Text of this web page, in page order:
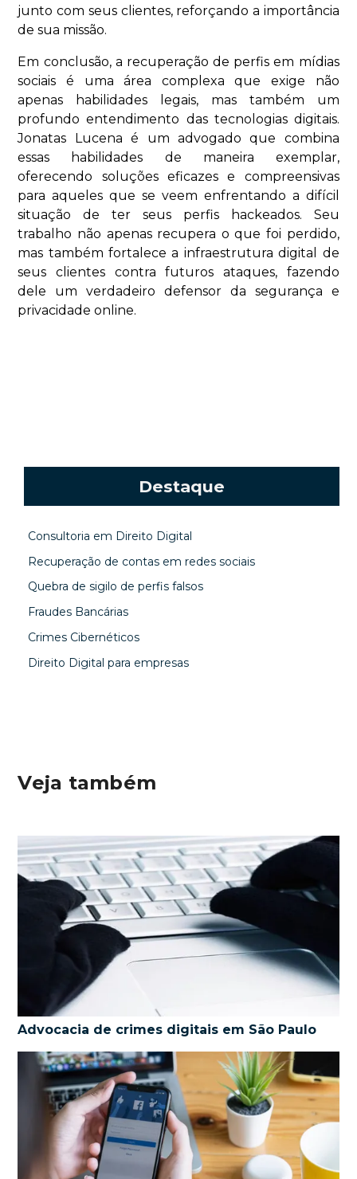
junto com seus clientes, reforçando a importância
de sua missão.
Em conclusão, a recuperação de perfis em mídias
sociais é uma área complexa que exige não
apenas habilidades legais, mas também um
profundo entendimento das tecnologias digitais.
Jonatas Lucena é um advogado que combina
essas habilidades de maneira exemplar,
oferecendo soluções eficazes e compreensivas
para aqueles que se veem enfrentando a difícil
situação de ter seus perfis hackeados. Seu
trabalho não apenas recupera o que foi perdido,
mas também fortalece a infraestrutura digital de
seus clientes contra futuros ataques, fazendo
dele um verdadeiro defensor da segurança e
privacidade online.
Destaque
Consultoria em Direito Digital
Recuperação de contas em redes sociais
Quebra de sigilo de perfis falsos
Fraudes Bancárias
Crimes Cibernéticos
Direito Digital para empresas
Veja também
Advocacia de crimes digitais em São Paulo